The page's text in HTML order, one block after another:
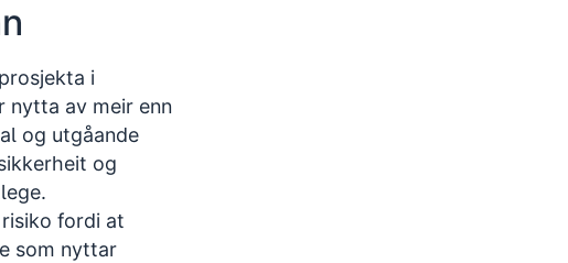
i
nytta av meir enn
og utgåande
og
fordi at
som nyttar